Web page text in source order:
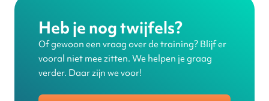
Heb je nog twijfels?
Of gewoon een vraag over de training? Blijf er
vooral niet mee zitten. We helpen je graag
verder. Daar zijn we voor!